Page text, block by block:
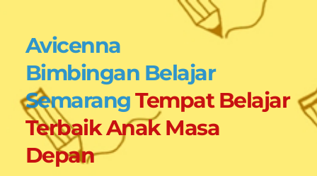
Avicenna
Bimbingan Belajar
Semarang Tempat Belajar
Terbaik Anak Masa
Depan